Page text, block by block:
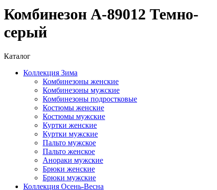
Комбинезон A-89012 Темно-
серый
Каталог
Коллекция Зима
Комбинезоны женские
Комбинезоны мужские
Комбинезоны подростковые
Костюмы женские
Костюмы мужские
Куртки женские
Куртки мужские
Пальто мужское
Пальто женское
Анораки мужские
Брюки женские
Брюки мужские
Коллекция Осень-Весна